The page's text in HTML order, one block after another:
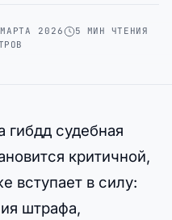
2026
5 МИН ЧТЕНИЯ
гибдд судебная
критичной,
вступает в силу:
штрафа,